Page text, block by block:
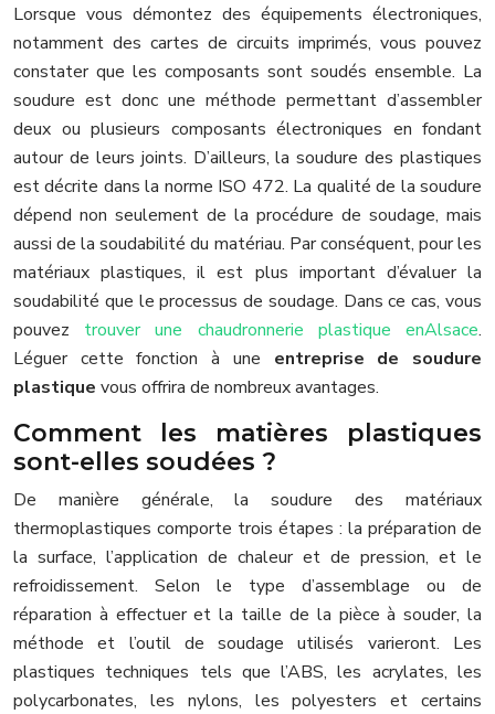
Lorsque vous démontez des équipements électroniques,
notamment des cartes de circuits imprimés, vous pouvez
constater que les composants sont soudés ensemble. La
soudure est donc une méthode permettant d’assembler
deux ou plusieurs composants électroniques en fondant
autour de leurs joints. D’ailleurs, la soudure des plastiques
est décrite dans la norme ISO 472. La qualité de la soudure
dépend non seulement de la procédure de soudage, mais
aussi de la soudabilité du matériau. Par conséquent, pour les
matériaux plastiques, il est plus important d’évaluer la
soudabilité que le processus de soudage. Dans ce cas, vous
pouvez trouver une chaudronnerie plastique enAlsace.
Léguer cette fonction à une entreprise de soudure
plastique vous offrira de nombreux avantages.
Comment les matières plastiques
sont-elles soudées ?
De manière générale, la soudure des matériaux
thermoplastiques comporte trois étapes : la préparation de
la surface, l’application de chaleur et de pression, et le
refroidissement. Selon le type d’assemblage ou de
réparation à effectuer et la taille de la pièce à souder, la
méthode et l’outil de soudage utilisés varieront. Les
plastiques techniques tels que l’ABS, les acrylates, les
polycarbonates, les nylons, les polyesters et certains